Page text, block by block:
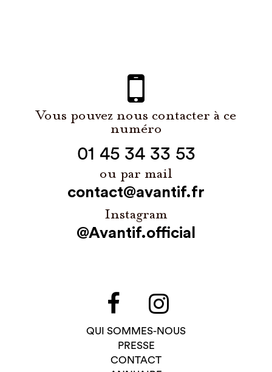
Vous pouvez nous contacter à ce
numéro
01 45 34 33 53
ou par mail
contact@avantif.fr
Instagram
@Avantif.official
QUI SOMMES-NOUS
PRESSE
CONTACT